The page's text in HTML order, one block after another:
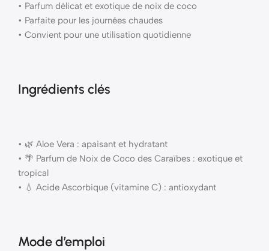
• Parfum délicat et exotique de noix de coco
• Parfaite pour les journées chaudes
• Convient pour une utilisation quotidienne
Ingrédients clés
• 🌿 Aloe Vera : apaisant et hydratant
• 🌴 Parfum de Noix de Coco des Caraïbes : exotique et
tropical
• 💧 Acide Ascorbique (vitamine C) : antioxydant
Mode d’emploi